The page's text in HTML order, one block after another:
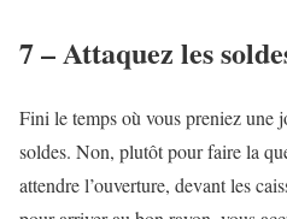
7 – Attaquez les
Fini le temps où vous preniez une
soldes. Non, plutôt pour faire la
attendre l’ouverture, devant les